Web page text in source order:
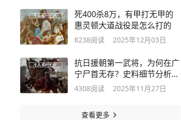
死400杀8万，有甲打无甲的
惠灵顿大道战役是怎么打的
8238阅读 2025年12月03日
抗日援朝第一武将，为何在广
宁尸首无存？史料细节分析李
如松之死
4308阅读 2025年11月27日
查看更多